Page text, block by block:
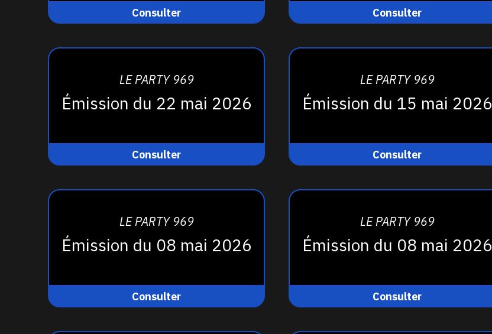
Consulter Consulter
LE PARTY 969
Émission du 22 mai 2026
Consulter
LE PARTY 969
Émission du 15 mai 2026
Consulter
LE PARTY 969
Émission du 08 mai 2026
Consulter
LE PARTY 969
Émission du 08 mai 2026
Consulter